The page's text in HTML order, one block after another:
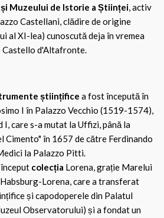
Muzeului de Istorie a Științei, activ
Castellani, clădire de origine
al XI-lea) cunoscută deja în vremea
Castello d'Altafronte.
științifice a fost începută în
I în Palazzo Vecchio (1519-1574),
I, care s-a mutat la Uffizi, până la
Cimento" în 1657 de către Ferdinando
la Palazzo Pitti.
colecția Lorena, grație Marelui
Lorena, care a transferat
și capodoperele din Palatul
Observatorului) și a fondat un